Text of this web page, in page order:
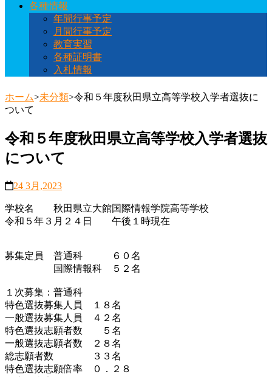
各種情報
年間行事予定
月間行事予定
教育実習
各種証明書
入札情報
ホーム>未分類>令和５年度秋田県立高等学校入学者選抜に
ついて
令和５年度秋田県立高等学校入学者選抜
について
24 3月,2023
学校名 秋田県立大館国際情報学院高等学校
令和５年３月２４日 午後１時現在
募集定員 普通科 ６０名
国際情報科 ５２名
１次募集：普通科
特色選抜募集人員 １８名
一般選抜募集人員 ４２名
特色選抜志願者数 ５名
一般選抜志願者数 ２８名
総志願者数 ３３名
特色選抜志願倍率 ０．２８